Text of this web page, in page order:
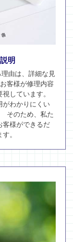
明
由は、詳細な見
客様が修理内容
しています。
がわかりにくい
そのため、私た
客様ができるだ
。